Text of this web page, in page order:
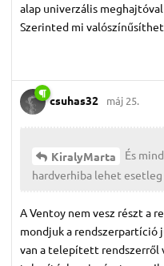
alap univerzális
Szerinted mi
csuhas32 máj 25.
KiralyMarta
És
hardverhiba lehet
A Ventoy nem vesz részt a
mondjuk a rendszerpartíció
van a telepített rendszerről